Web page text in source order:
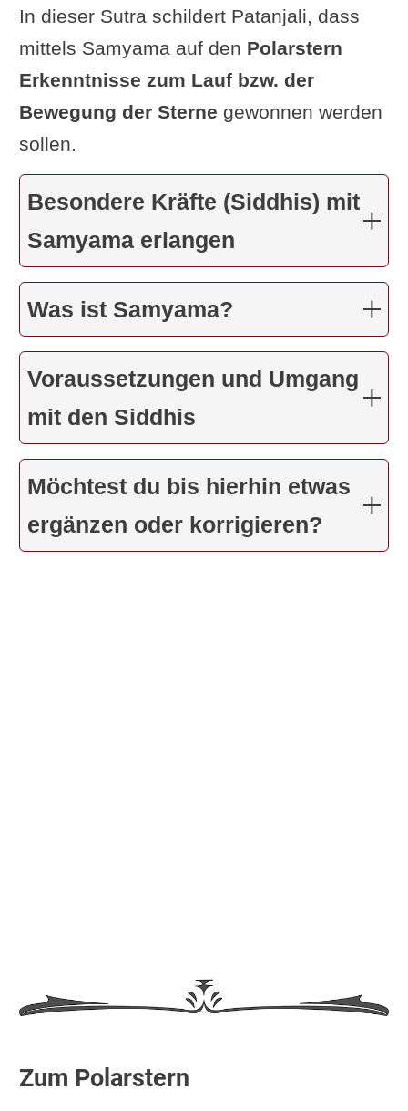
In dieser Sutra schildert Patanjali, dass
mittels Samyama auf den Polarstern
Erkenntnisse zum Lauf bzw. der
Bewegung der Sterne gewonnen werden
sollen.
Besondere Kräfte (Siddhis) mit
Samyama erlangen
Was ist Samyama?
Voraussetzungen und Umgang
mit den Siddhis
Möchtest du bis hierhin etwas
ergänzen oder korrigieren?
Zum Polarstern